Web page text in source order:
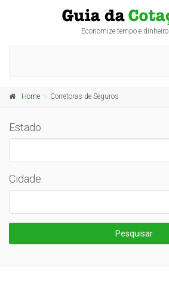
Economize tempo e dinheiro
Home Corretoras de Seguros
Estado
Cidade
Pesquisar